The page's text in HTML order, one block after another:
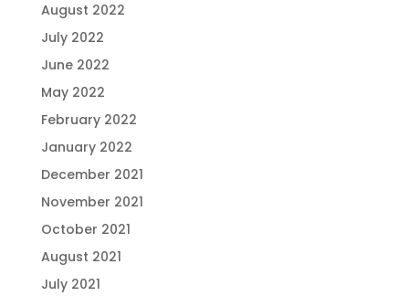
August 2022
July 2022
June 2022
May 2022
February 2022
January 2022
December 2021
November 2021
October 2021
August 2021
July 2021